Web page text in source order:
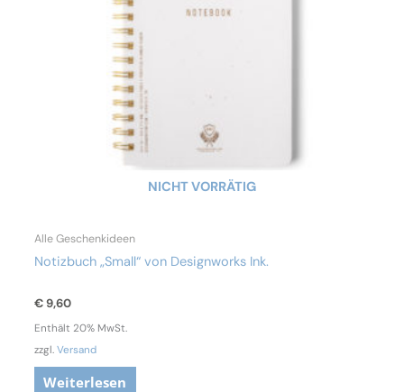
NICHT VORRÄTIG
Alle Geschenkideen
Notizbuch „Small“ von Designworks Ink.
€9,60
Enthält 20% MwSt.
zzgl.Versand
Weiterlesen